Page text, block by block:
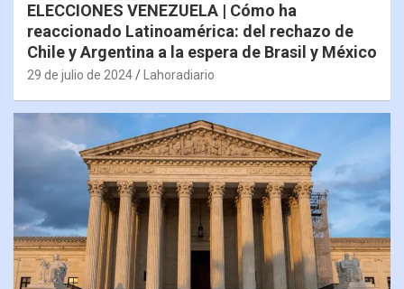
ELECCIONES VENEZUELA | Cómo ha
reaccionado Latinoamérica: del rechazo de
Chile y Argentina a la espera de Brasil y México
29 de julio de 2024 Lahoradiario